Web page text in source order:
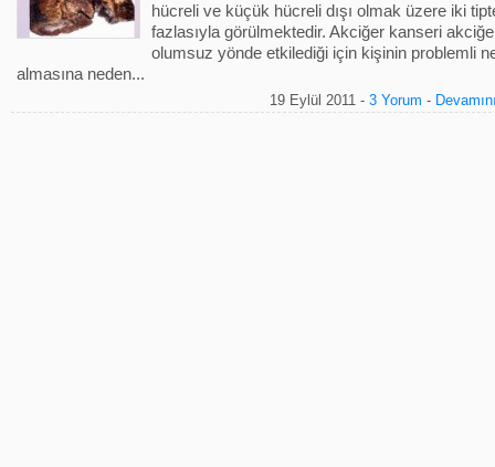
hücreli ve küçük hücreli dışı olmak üzere iki
fazlasıyla görülmektedir. Akciğer kanseri
olumsuz yönde etkilediği için kişinin problemli
almasına neden...
19 Eylül 2011 - 3 Yorum -